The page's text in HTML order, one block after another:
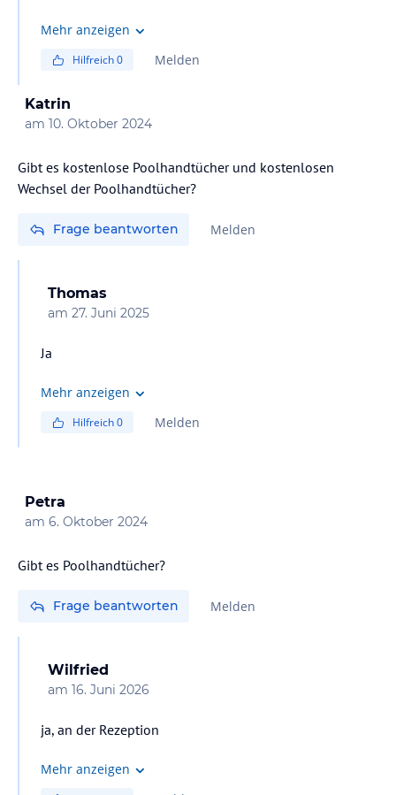
Mehr anzeigen
Hilfreich0 Melden
Katrin
am 10. Oktober 2024
Gibt es kostenlose Poolhandtücher und kostenlosen
Wechsel der Poolhandtücher?
Frage beantworten Melden
Thomas
am 27. Juni 2025
Ja
Mehr anzeigen
Hilfreich0 Melden
Petra
am 6. Oktober 2024
Gibt es Poolhandtücher?
Frage beantworten Melden
Wilfried
am 16. Juni 2026
ja, an der Rezeption
Mehr anzeigen